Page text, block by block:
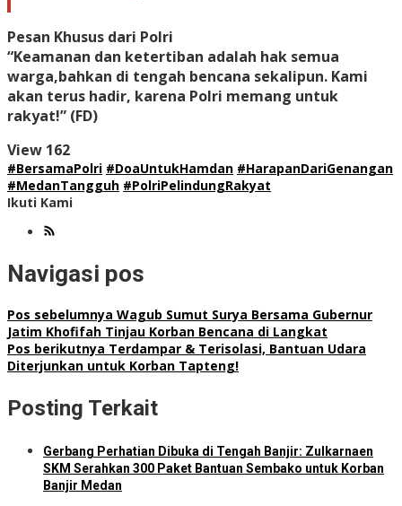
Pesan Khusus dari Polri
“Keamanan dan ketertiban adalah hak semua
warga,bahkan di tengah bencana sekalipun. Kami
akan terus hadir, karena Polri memang untuk
rakyat!” (FD)
View 162
#BersamaPolri #DoaUntukHamdan #HarapanDariGenangan
#MedanTangguh #PolriPelindungRakyat
Ikuti Kami
Navigasi pos
Pos sebelumnya Wagub Sumut Surya Bersama Gubernur
Jatim Khofifah Tinjau Korban Bencana di Langkat
Pos berikutnya Terdampar & Terisolasi, Bantuan Udara
Diterjunkan untuk Korban Tapteng!
Posting Terkait
Gerbang Perhatian Dibuka di Tengah Banjir: Zulkarnaen
SKM Serahkan 300 Paket Bantuan Sembako untuk Korban
Banjir Medan